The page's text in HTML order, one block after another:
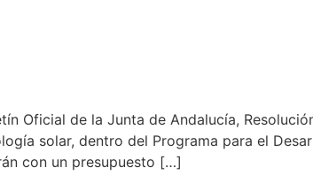
Oficial de la Junta de Andalucía,
solar, dentro del Programa para el
con un presupuesto […]